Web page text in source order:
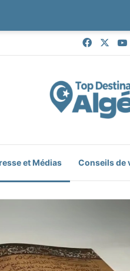
Facebook
et Médias Conseils de